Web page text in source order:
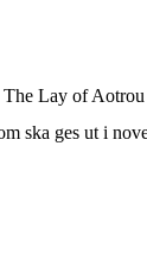
Lay of
ska ges ut i